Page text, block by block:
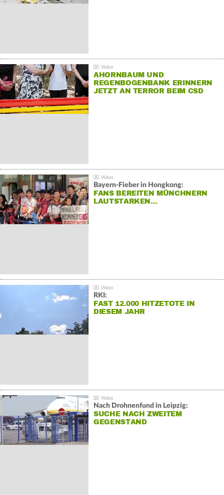
AHORNBAUM UND
REGENBOGENBANK ERINNERN
JETZT AN TERROR BEIM CSD
Bayern-Fieber in Hongkong:
FANS BEREITEN MÜNCHNERN
LAUTSTARKEN…
RKI:
FAST 12.000 HITZETOTE IN
DIESEM JAHR
Nach Drohnenfund in Leipzig:
SUCHE NACH ZWEITEM
GEGENSTAND